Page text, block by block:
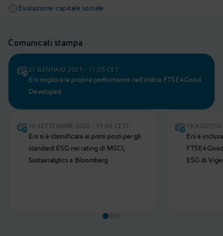
Evoluzione capitale sociale
Comunicati stampa
21 GENNAIO 2021 - 11:05 CET
Eni migliora la propria performance nell'indice FTSE4Good
Developed
10 SETTEMBRE 2020 - 11:00 CEST
Eni si è classificata ai primi posti per gli
standard ESG nei rating di MSCI,
Sustainalytics e Bloomberg
18
Eni è
ESG di